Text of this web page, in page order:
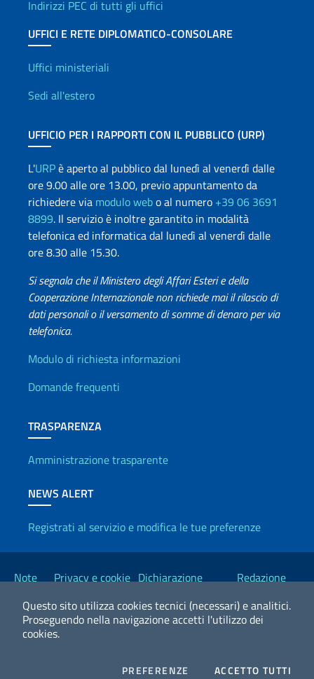
Questo sito utilizza cookies tecnici (necessari) e analitici.
Proseguendo nella navigazione accetti l'utilizzo dei
cookies.
PREFERENZE COOKIESACCETTO TUTTI
Indirizzi PEC di tutti gli uffici
UFFICI E RETE DIPLOMATICO-CONSOLARE
Uffici e Rete diplomatica
Uffici ministeriali
Sedi all'estero
UFFICIO PER I RAPPORTI CON IL PUBBLICO (URP)
L'URPè aperto al pubblico dal lunedì al venerdì dalle
ore 9.00 alle ore 13.00, previo appuntamento da
richiedere via modulo webo al numero +39 06 3691
8899. Il servizio è inoltre garantito in modalità
telefonica ed informatica dal lunedì al venerdì dalle
ore 8.30 alle 15.30.
Si segnala che il Ministero degli Affari Esteri e della
Cooperazione Internazionale non richiede mai il rilascio di
dati personali o il versamento di somme di denaro per via
telefonica.
Info utili
Modulo di richiesta informazioni
Domande frequenti
TRASPARENZA
Amministrazione trasparente
NEWS ALERT
Registrati al servizio e modifica le tue preferenze
Link Utili
Note
Privacy e cookie Dichiarazione
Redazione